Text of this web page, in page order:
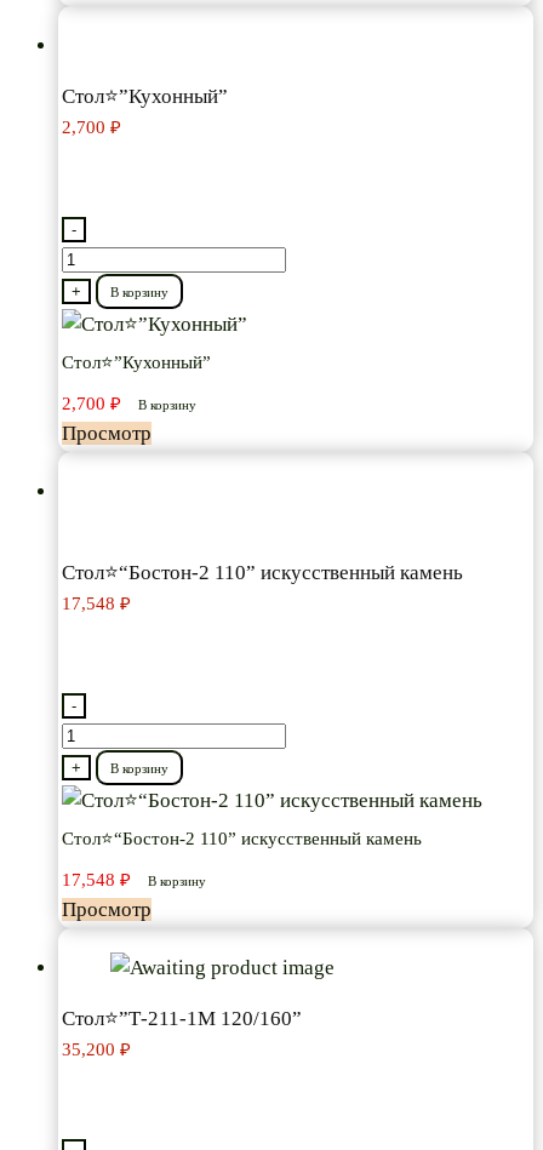
Стол⭐”Кухонный”
2,700 ₽
-
Количество
товара
Стол⭐”Кухонный”
+ В корзину
Стол⭐”Кухонный”
2,700 ₽ В корзину
Просмотр
Стол⭐“Бостон-2 110” искусственный камень
17,548 ₽
-
Количество
товара
Стол⭐“Бостон-2
камень
+ В корзину
Стол⭐“Бостон-2 110” искусственный камень
17,548 ₽ В корзину
Просмотр
Стол⭐”Т-211-1М 120/160”
35,200 ₽